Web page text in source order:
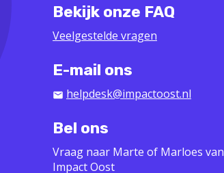
Bekijk onze FAQ
Veelgestelde vragen
E-mail ons
helpdesk@impactoost.nl
Bel ons
Vraag naar Marte of Marloes van
Impact Oost